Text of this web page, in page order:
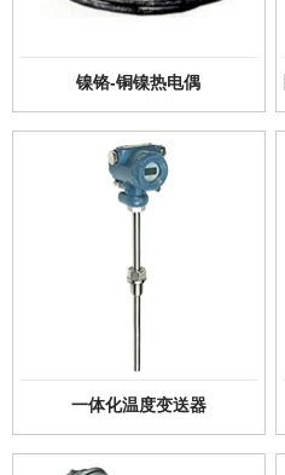
镍铬-铜镍热电偶
一体化温度变送器